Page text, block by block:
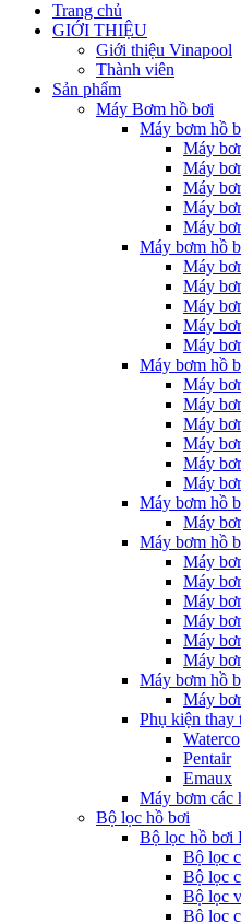
Trang chủ
GIỚI THIỆU
Giới thiệu Vinapool
Thành viên
Sản phẩm
Máy Bơm hồ bơi
Máy bơm hồ
Máy
Máy
Máy
Máy
Máy
Máy bơm hồ
Máy
Máy
Máy
Máy
Máy
Máy bơm hồ
Máy
Máy
Máy
Máy
Máy
Máy
Máy bơm hồ
Máy
Máy bơm hồ
Máy
Máy
Máy
Máy
Máy
Máy
Máy bơm hồ
Máy
Phụ kiện thay
Waterco
Pentair
Emaux
Máy bơm các
Bộ lọc hồ bơi
Bộ lọc hồ bơi
Bộ lọc
Bộ lọc
Bộ lọc
Bộ lọc